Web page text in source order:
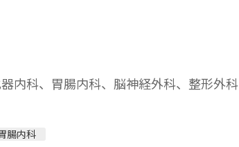
内科、胃腸内科、脳神経外科、整形外科
腸内科